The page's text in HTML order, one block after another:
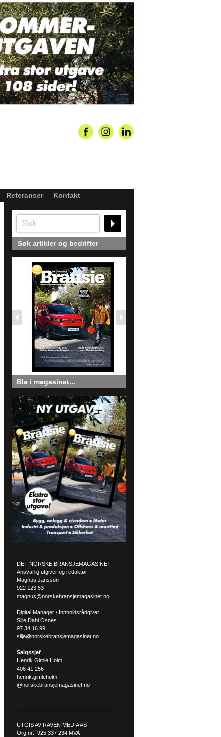
Referanser Kontakt
Søk artikler og bedrifter
Bla i magasinet...
DET NORSKE BRANSJEMAGASINET
Ansvarlig utgiver og redaktør
Magnus Jansson
922 123 53
magnus@norskebransjemagasinet.no
Digital Manager / Innholdsrådgiver
Silje Dahl Osnes
97 34 16 99
silje@norskebransjemagasinet.no
Salgssjef
Henrik Gimle Holm
406 41 256
henrik.gimleholm
@norskebransjemagasinet.no
----------------------------------------------------
UTGIS AV RAVEN MEDIA AS
Org.nr: 925 337 234 MVA